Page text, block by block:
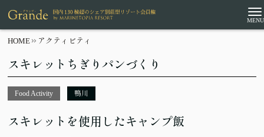
HOME アクティビティ
スキレットちぎりパンづくり
Food Activity 鴨川
スキレットを使用したキャンプ飯